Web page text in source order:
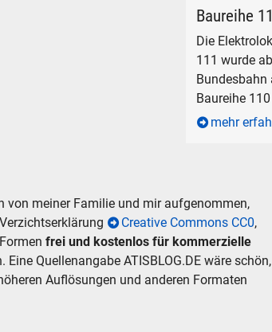
Baureihe
Die
111 wurde
Baureihe
mehr
von meiner Familie und mir aufgenommen,
Creative Commons CC0,
frei und kostenlos für kommerzielle
Quellenangabe ATISBLOG.DE wäre schön,
Auflösungen und anderen Formaten